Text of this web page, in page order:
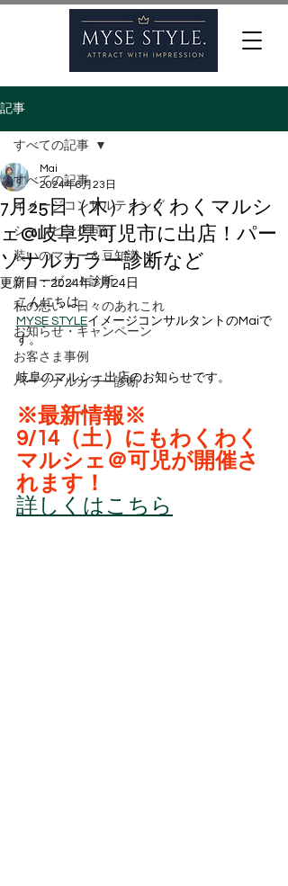
記事
すべての記事
イメージコンサルティング
ショッピング同行
装いのマナー＆豆知識
クローゼット診断
私の思い・日々のあれこれ
お知らせ・キャンペーン
お客さま事例
パーソナルカラー診断
すべての記事
7月25日（木）わくわくマルシ
ェ@岐阜県可児市に出店！パー
ソナルカラー診断など
Mai
2024年6月23日
更新日：2024年7月24日
こんにちは。
MYSE STYLEイメージコンサルタントのMaiで
す。
岐阜のマルシェ出店のお知らせです。
※最新情報※
9/14（土）にもわくわく
マルシェ＠可児が開催さ
れます！
詳しくはこちら